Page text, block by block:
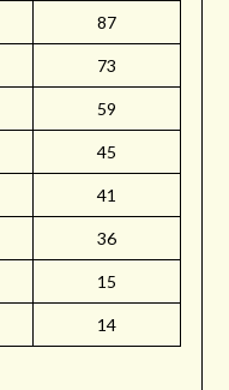
87
73
59
45
41
36
15
14